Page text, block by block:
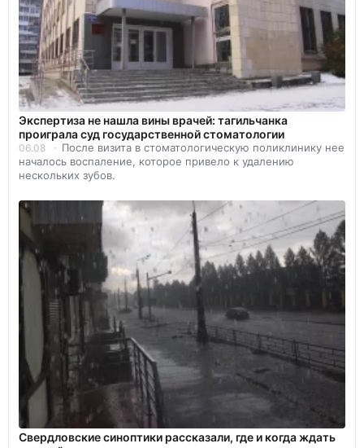
Экспертиза не нашла вины врачей: тагильчанка
проиграла суд государственной стоматологии
06.08
После визита в стоматологическую поликлинику нее
началось воспаление, которое привело к удалению
нескольких зубов.
Свердловские синоптики рассказали, где и когда ждать